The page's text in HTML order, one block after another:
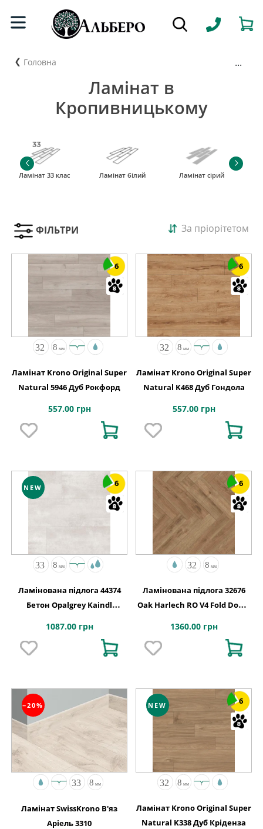
Головна ...
Ламінат в
Кропивницькому
Ламінат 33 клас Ламінат білий Ламінат сірий
ФІЛЬТРИ За пріорітетом
6
Ламінат Krono Original Super
Natural 5946 Дуб Рокфорд
557.00 грн
6
Ламінат Krono Original Super
Natural K468 Дуб Гондола
557.00 грн
NEW 6
Ламінована підлога 44374
Бетон Opalgrey Kaindl
1087.00 грн
6
Ламінована підлога 32676
Oak Harlech RO V4 Fold Down
1360.00 грн
−20%
Ламінат SwissKrono В'яз
Аріель 3310
NEW 6
Ламінат Krono Original Super
Natural K338 Дуб Кріденза